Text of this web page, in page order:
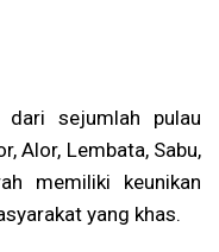
dari sejumlah pulau
Alor, Lembata, Sabu,
memiliki keunikan
yang khas.